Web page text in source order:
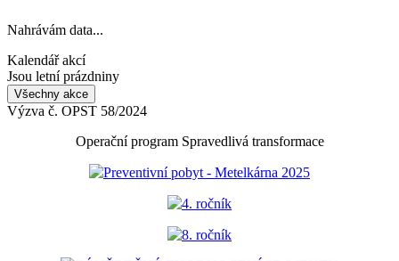
Nahrávám data...
Kalendář akcí
Jsou letní prázdniny
Všechny akce
Výzva č. OPST 58/2024
Operační program Spravedlivá transformace
Preventivní pobyt - Metelkárna 2025
4. ročník
8. ročník